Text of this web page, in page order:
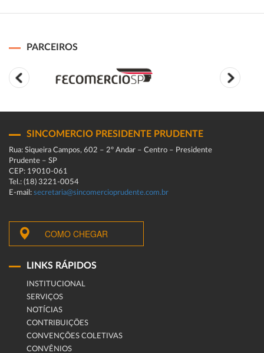
PARCEIROS
SINCOMERCIO PRESIDENTE PRUDENTE
Rua: Siqueira Campos, 602 – 2º Andar – Centro – Presidente
Prudente – SP
CEP: 19010-061
Tel.: (18) 3221-0054
E-mail: secretaria@sincomercioprudente.com.br
COMO CHEGAR
LINKS RÁPIDOS
INSTITUCIONAL
SERVIÇOS
NOTÍCIAS
CONTRIBUIÇÕES
CONVENÇÕES COLETIVAS
CONVÊNIOS